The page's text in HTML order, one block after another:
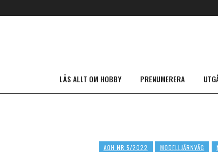
LÄS ALLT OM HOBBY PRENUMERERA
AOH NR 5/2022 MODELLJÄRNVÄG